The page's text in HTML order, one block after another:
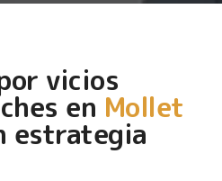
vicios
en Mollet
estrategia